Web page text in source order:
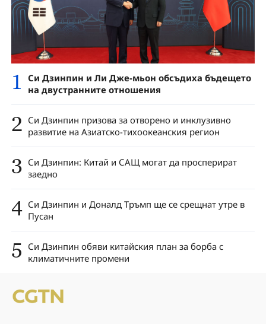
1 Си Дзинпин и Ли Дже-мьон обсъдиха бъдещето
на двустранните отношения
2 Си Дзинпин призова за отворено и инклузивно
развитие на Азиатско-тихоокеанския регион
3 Си Дзинпин: Китай и САЩ могат да просперират
заедно
4 Си Дзинпин и Доналд Тръмп ще се срещнат утре в
Пусан
5 Си Дзинпин обяви китайския план за борба с
климатичните промени